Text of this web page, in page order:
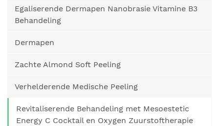
Egaliserende Dermapen Nanobrasie Vitamine B3
Behandeling
Dermapen
Zachte Almond Soft Peeling
Verhelderende Medische Peeling
Revitaliserende Behandeling met Mesoestetic
Energy C Cocktail en Oxygen Zuurstoftherapie